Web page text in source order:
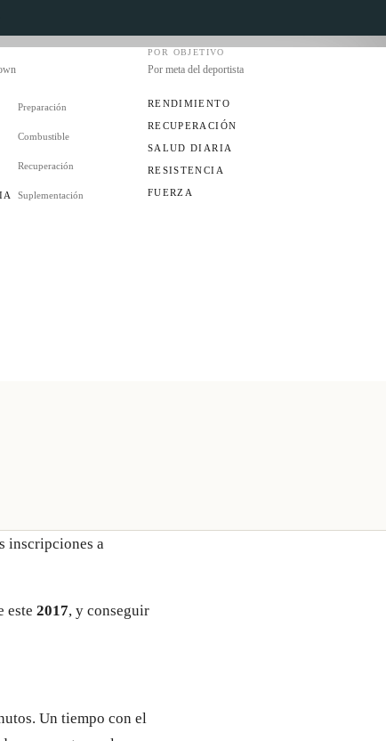
Preparación
Combustible
Recuperación
Suplementación
POR OBJETIVO
Por meta del deportista
RENDIMIENTO
RECUPERACIÓN
SALUD DIARIA
RESISTENCIA
FUERZA
inscripciones a
este 2017, y conseguir
Un tiempo con el